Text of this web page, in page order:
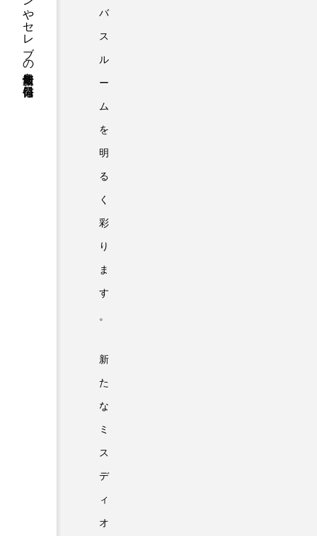
バ
ス
ル
ー
ム
を
明
る
く
彩
り
ま
す
。
新
た
な
ミ
ス
デ
ィ
オ